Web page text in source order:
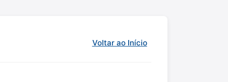
Voltar ao Início